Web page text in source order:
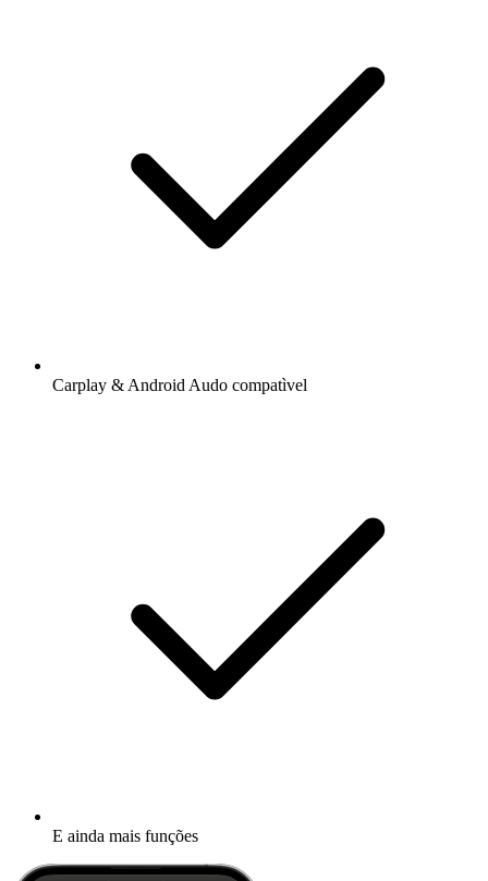
Carplay & Android Audo compatìvel
E ainda mais funções